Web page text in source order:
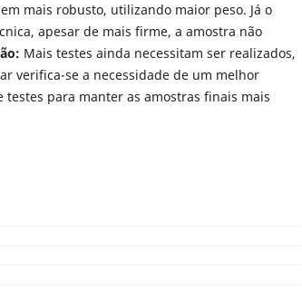
mais robusto, utilizando maior peso. Já o
apesar de mais firme, a amostra não
Mais testes ainda necessitam ser realizados,
verifica-se a necessidade de um melhor
testes para manter as amostras finais mais